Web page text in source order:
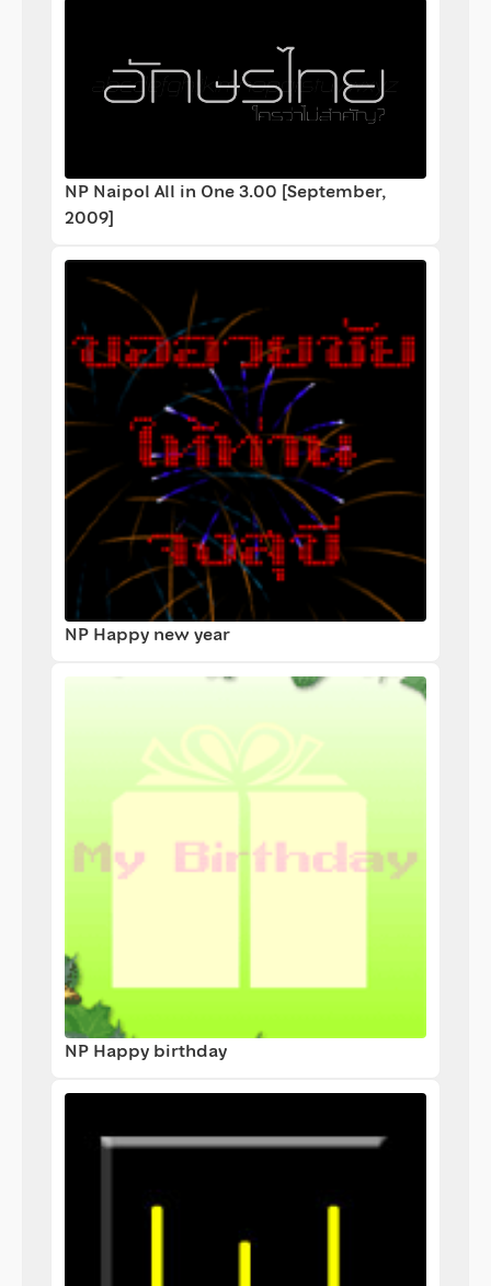
NP Naipol All in One 3.00 [September,
2009]
NP Happy new year
NP Happy birthday